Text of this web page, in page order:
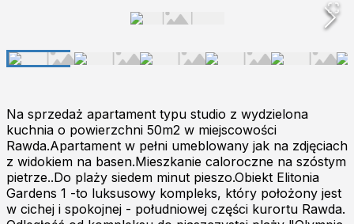
Na sprzedaż apartament typu studio z wydzielona
kuchnia o powierzchni 50m2 w miejscowości
Rawda.Apartament w pełni umeblowany jak na zdjęciach
z widokiem na basen.Mieszkanie caloroczne na szóstym
pietrze..Do plaży siedem minut pieszo.Obiekt Elitonia
Gardens 1 -to luksusowy kompleks, który położony jest
w cichej i spokojnej - południowej części kurortu Rawda.